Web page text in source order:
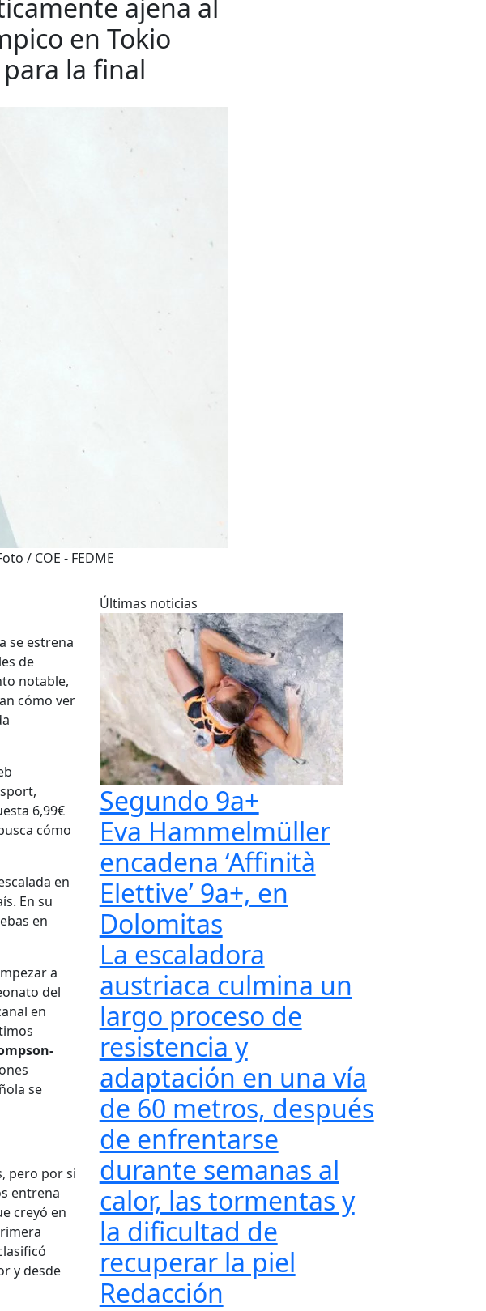
ajena al
en Tokio
la final
/ COE - FEDME
se estrena
de
notable,
cómo ver
6,99€
cómo
en
En su
en
a
del
en
se
pero por si
entrena
creyó en
y desde
Últimas noticias
Segundo 9a+
Eva Hammelmüller
encadena ‘Affinità
Elettive’ 9a+, en
Dolomitas
La escaladora
austriaca culmina un
largo proceso de
resistencia y
adaptación en una vía
de 60 metros, después
de enfrentarse
durante semanas al
calor, las tormentas y
la dificultad de
recuperar la piel
Redacción